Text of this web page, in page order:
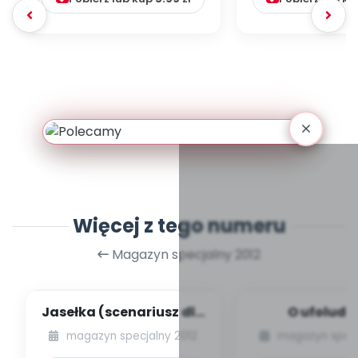
Więcej z tego numeru
Magazyn specjalny 2012
Jasełka (scenariusz dla
grupy cztero-,
pięciolatków)...
magazyn specjalny 2012
O